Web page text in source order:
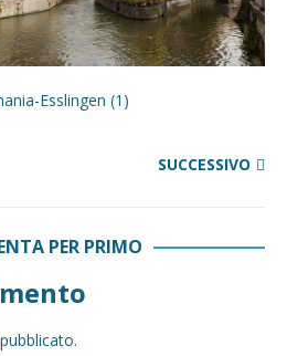
Esslingen (1)
SUCCESSIVO
PER PRIMO